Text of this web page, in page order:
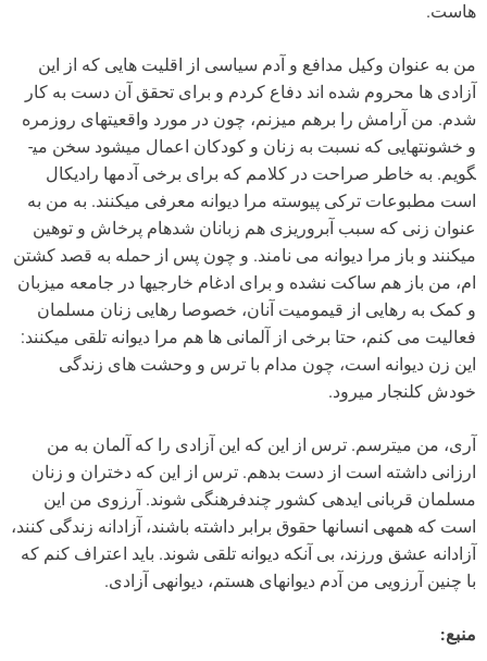
هاست.
من به عنوان وکیل مدافع و آدم سیاسی از اقلیت هایی که از این
آزادی ها محروم شده اند دفاع کردم و برای تحقق آن دست به کار
شدم. من آرامش را برهم می­زنم، چون در مورد واقعیت­های روزمره
و خشونت­هایی که نسبت به زنان و کودکان اعمال می­شود سخن می­
گویم. به خاطر صراحت در کلامم که برای برخی آدم­ها رادیکال
است مطبوعات ترکی پیوسته مرا دیوانه معرفی می­کنند. به من به
عنوان زنی که سبب آبروریزی هم زبانان شده­ام پرخاش و توهین
می­کنند و باز مرا دیوانه می نامند. و چون پس از حمله به قصد کشتن
ام، من باز هم ساکت نشده و برای ادغام خارجی­ها در جامعه میزبان
و کمک به رهایی از قیمومیت آنان، خصوصا رهایی زنان مسلمان
فعالیت می کنم، حتا برخی از آلمانی ها هم مرا دیوانه تلقی می­کنند:
این زن دیوانه است، چون مدام با ترس و وحشت های زندگی
خودش کلنجار می­رود.
آری، من می­ترسم. ترس از این که این آزادی را که آلمان به من
ارزانی داشته است از دست بدهم. ترس از این که دختران و زنان
مسلمان قربانی ایده­ی کشور چندفرهنگی شوند. آرزوی من این
است که همه­ی انسان­ها حقوق برابر داشته باشند، آزادانه زندگی کنند،
آزادانه عشق ورزند، بی آنکه دیوانه تلقی شوند. باید اعتراف کنم که
با چنین آرزویی من آدم دیوانه­ای هستم، دیوانه­ی آزادی.
منبع: